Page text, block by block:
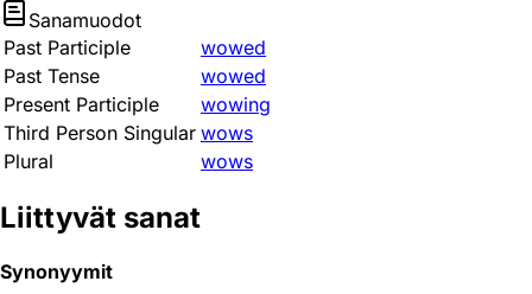
Sanamuodot
Past Participle
wowed
Past Tense
wowed
Present Participle
wowing
Third Person Singular wows
Plural
wows
Liittyvät sanat
Synonyymit